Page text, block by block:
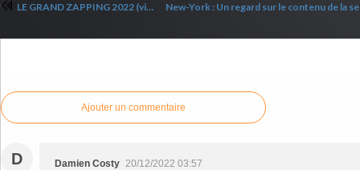
LE GRAND ZAPPING 2022 (vidéo)
Ajouter un commentaire
D Damien Costy 20/12/2022 03:57